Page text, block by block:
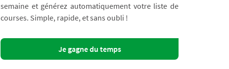
semaine et générez automatiquement votre liste de
courses. Simple, rapide, et sans oubli !
Je gagne du temps